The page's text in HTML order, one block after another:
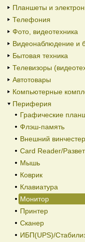
Планшеты и
Телефония
Фото, видеотехника
Видеонаблюдение и
Бытовая техника
Телевизоры
Автотовары
Компьютерные
Периферия
Графические
Флэш-память
Внешний
Card Reader/
Мышь
Коврик
Клавиатура
Монитор
Принтер
Сканер
ИБП(UPS)/